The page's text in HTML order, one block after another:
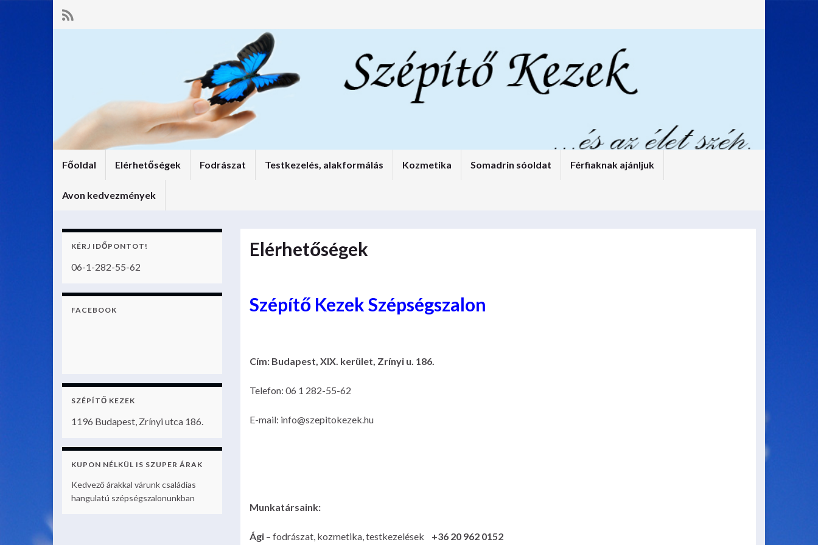
Főoldal Elérhetőségek Fodrászat Testkezelés, alakformálás Kozmetika Somadrin sóoldat Férfiaknak ajánljuk
Avon kedvezmények
Elérhetőségek
Szépítő Kezek Szépségszalon
Cím: Budapest, XIX. kerület, Zrínyi u. 186.
Telefon: 06 1 282-55-62
E-mail: info@szepitokezek.hu
Munkatársaink:
Ági – fodrászat, kozmetika, testkezelések +36 20 962 0152
KÉRJ IDŐPONTOT!
06-1-282-55-62
FACEBOOK
SZÉPÍTŐ KEZEK
1196 Budapest, Zrínyi utca 186.
KUPON NÉLKÜL IS SZUPER ÁRAK
Kedvező árakkal várunk családias
hangulatú szépségszalonunkban